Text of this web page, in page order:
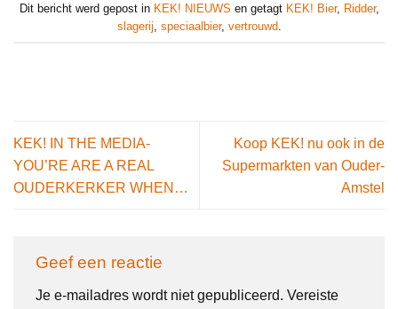
Dit bericht werd gepost in KEK! NIEUWS en getagt KEK! Bier, Ridder,
slagerij speciaalbier, vertrouwd.
KEK! IN THE MEDIA-
YOU’RE ARE A REAL
OUDERKERKER WHEN…
Koop KEK! nu ook in de
Supermarkten van Ouder-
Amstel
Geef een reactie
Je e-mailadres wordt niet gepubliceerd. Vereiste